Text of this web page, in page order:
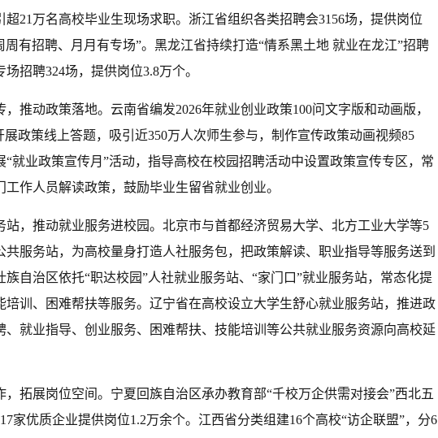
超21万名高校毕业生现场求职。浙江省组织各类招聘会3156场，提供岗位
周有招聘、月月有专场”。黑龙江省持续打造“情系黑土地 就业在龙江”招聘
招聘324场，提供岗位3.8万个。
，推动政策落地。云南省编发2026年就业创业政策100问文字版和动画版，
展政策线上答题，吸引近350万人次师生参与，制作宣传政策动画视频85
“就业政策宣传月”活动，指导高校在校园招聘活动中设置政策宣传专区，常
工作人员解读政策，鼓励毕业生留省就业创业。
站，推动就业服务进校园。北京市与首都经济贸易大学、北方工业大学等5
共服务站，为高校量身打造人社服务包，把政策解读、职业指导等服务送到
族自治区依托“职达校园”人社就业服务站、“家门口”就业服务站，常态化提
培训、困难帮扶等服务。辽宁省在高校设立大学生舒心就业服务站，推进政
、就业指导、创业服务、困难帮扶、技能培训等公共就业服务资源向高校延
，拓展岗位空间。宁夏回族自治区承办教育部“千校万企供需对接会”西北五
家优质企业提供岗位1.2万余个。江西省分类组建16个高校“访企联盟”，分6